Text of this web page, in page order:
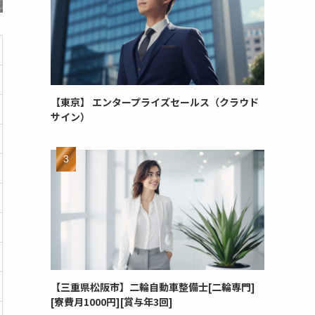
【東京】 エンタープライズセールス（クラウド
サイン）
【三重県松阪市】二輪自動車整備士[二輪専門]
[寮費月1000円][賞与年3回]